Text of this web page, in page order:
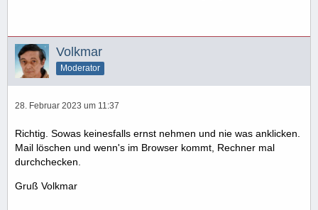
Volkmar
Moderator
28. Februar 2023 um 11:37
Richtig. Sowas keinesfalls ernst nehmen und nie was anklicken.
Mail löschen und wenn's im Browser kommt, Rechner mal
durchchecken.
Gruß Volkmar